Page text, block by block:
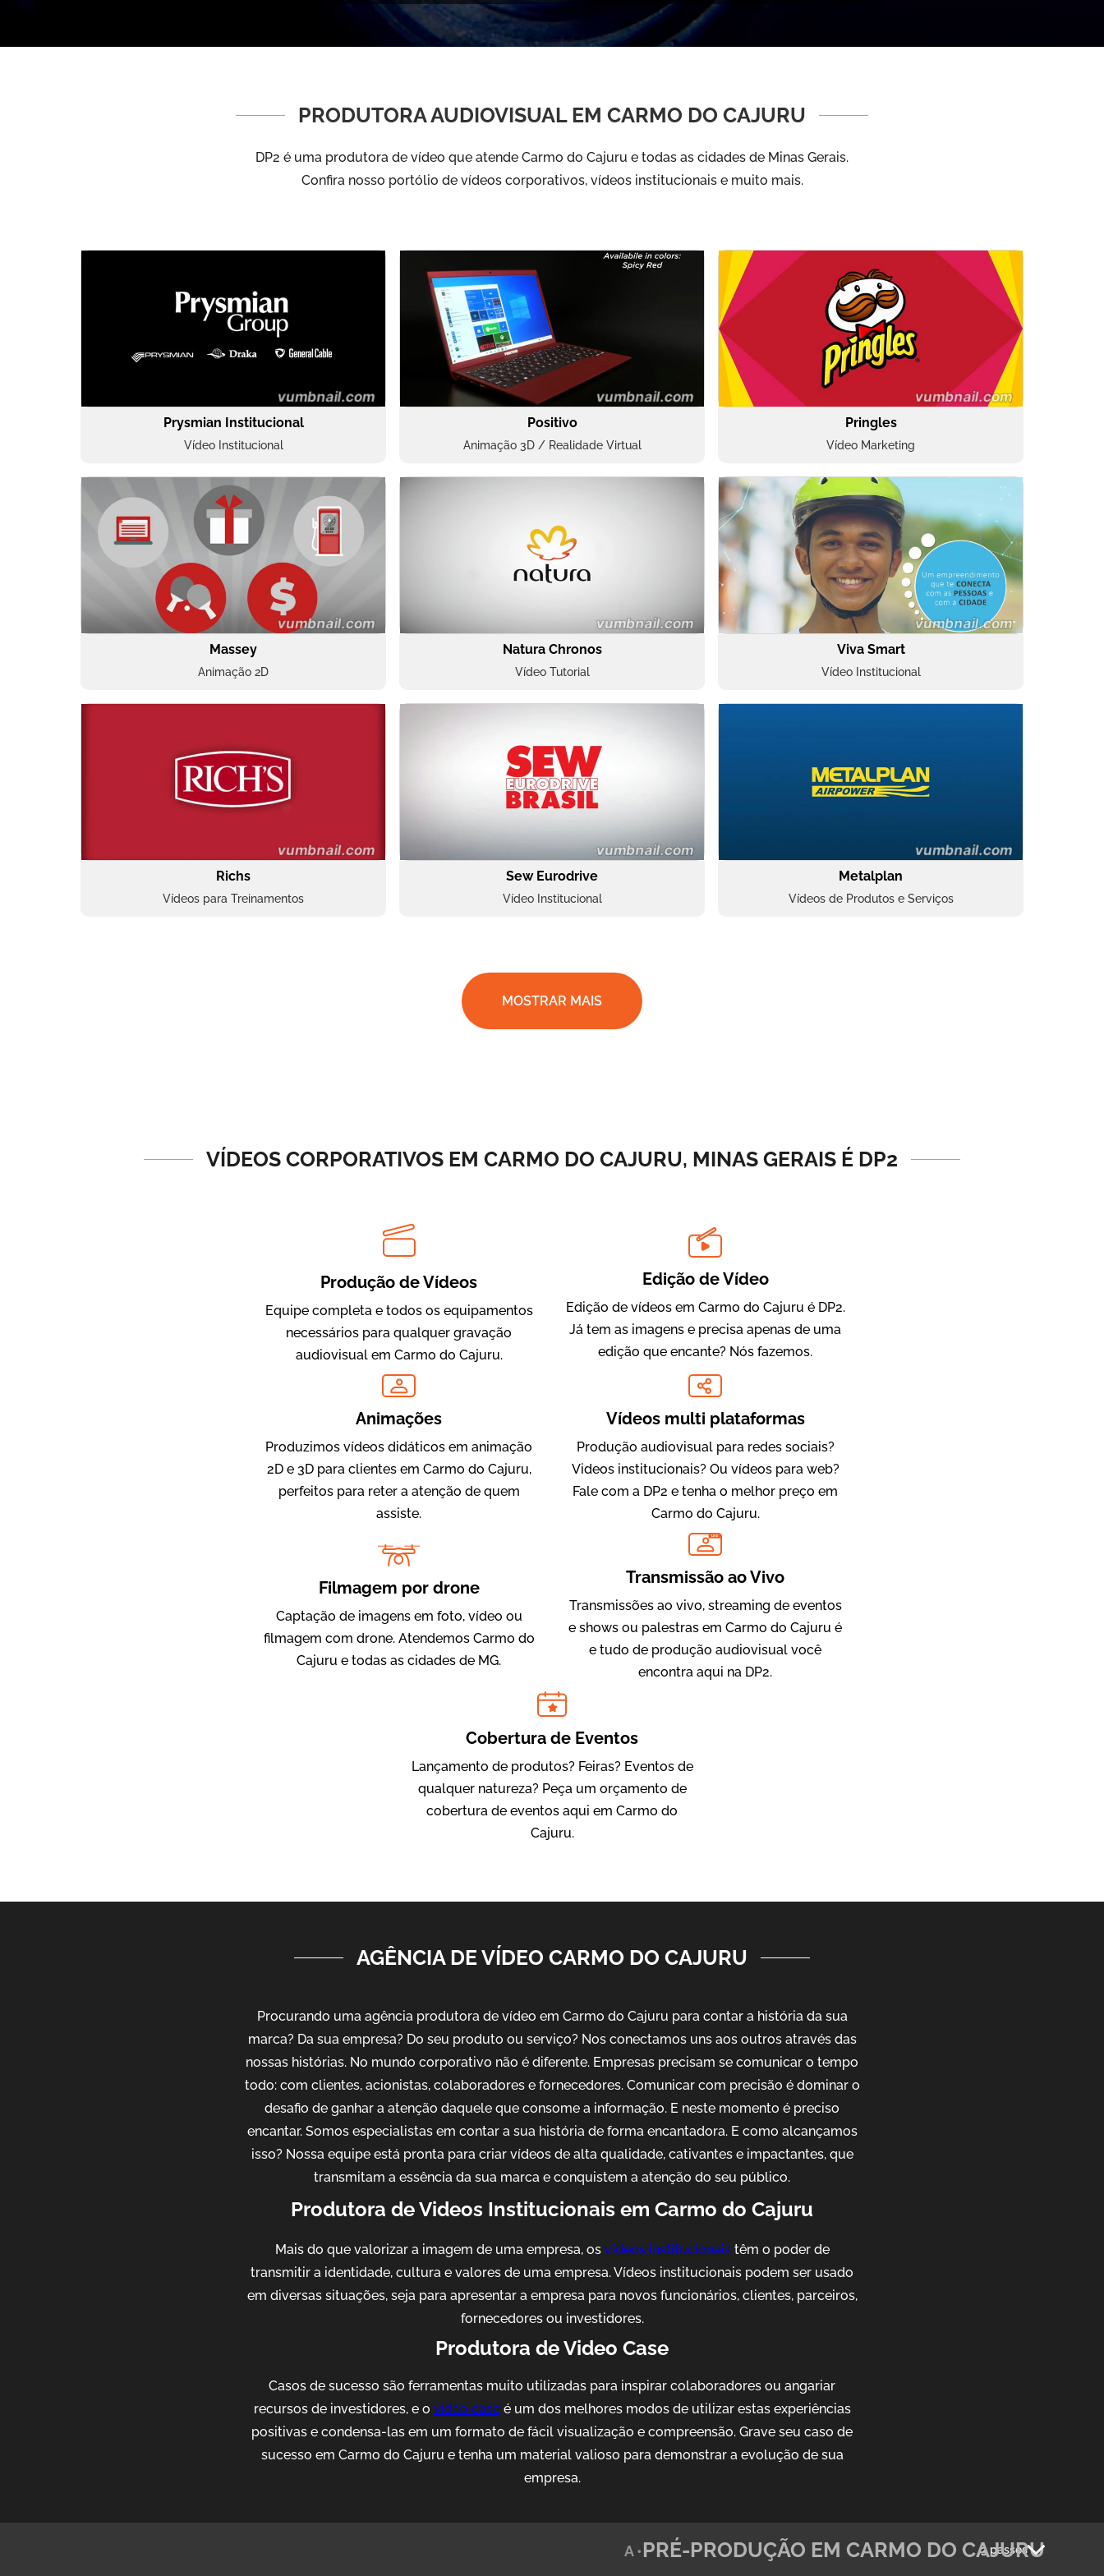
PRODUTORA AUDIOVISUAL EM CARMO DO CAJURU
DP2 é uma produtora de vídeo que atende Carmo do Cajuru e todas as cidades de Minas Gerais.
Confira nosso portólio de vídeos corporativos, vídeos institucionais e muito mais.
Prysmian Institucional
Vídeo Institucional
Positivo
Animação 3D / Realidade Virtual
Pringles
Vídeo Marketing
Massey
Animação 2D
Natura Chronos
Vídeo Tutorial
Viva Smart
Vídeo Institucional
Richs
Vídeos para Treinamentos
Sew Eurodrive
Vídeo Institucional
Metalplan
Vídeos de Produtos e Serviços
Evolucional
Vídeos para Treinamentos
Julândia
Animação 2D
MOSTRAR MAIS
VÍDEOS CORPORATIVOS EM CARMO DO CAJURU, MINAS GERAIS É DP2
Produção de Vídeos
Equipe completa e todos os equipamentos
necessários para qualquer gravação
audiovisual em Carmo do Cajuru.
Edição de Vídeo
Edição de vídeos em Carmo do Cajuru é DP2.
Já tem as imagens e precisa apenas de uma
edição que encante? Nós fazemos.
Animações
Produzimos vídeos didáticos em animação
2D e 3D para clientes em Carmo do Cajuru,
perfeitos para reter a atenção de quem
assiste.
Vídeos multi plataformas
Produção audiovisual para redes sociais?
Videos institucionais? Ou vídeos para web?
Fale com a DP2 e tenha o melhor preço em
Carmo do Cajuru.
Filmagem por drone
Captação de imagens em foto, vídeo ou
filmagem com drone. Atendemos Carmo do
Cajuru e todas as cidades de MG.
LIVE
Transmissão ao Vivo
Transmissões ao vivo, streaming de eventos
e shows ou palestras em Carmo do Cajuru é
e tudo de produção audiovisual você
encontra aqui na DP2.
Cobertura de Eventos
Lançamento de produtos? Feiras? Eventos de
qualquer natureza? Peça um orçamento de
cobertura de eventos aqui em Carmo do
Cajuru.
AGÊNCIA DE VÍDEO CARMO DO CAJURU
Procurando uma agência produtora de vídeo em Carmo do Cajuru para contar a história da sua
marca? Da sua empresa? Do seu produto ou serviço? Nos conectamos uns aos outros através das
nossas histórias. No mundo corporativo não é diferente. Empresas precisam se comunicar o tempo
todo: com clientes, acionistas, colaboradores e fornecedores. Comunicar com precisão é dominar o
desafio de ganhar a atenção daquele que consome a informação. E neste momento é preciso
encantar. Somos especialistas em contar a sua história de forma encantadora. E como alcançamos
isso? Nossa equipe está pronta para criar vídeos de alta qualidade, cativantes e impactantes, que
transmitam a essência da sua marca e conquistem a atenção do seu público.
Produtora de Videos Institucionais em Carmo do Cajuru
Mais do que valorizar a imagem de uma empresa, os vídeos institucionaistêm o poder de
transmitir a identidade, cultura e valores de uma empresa. Vídeos institucionais podem ser usado
em diversas situações, seja para apresentar a empresa para novos funcionários, clientes, parceiros,
fornecedores ou investidores.
Produtora de Video Case
Casos de sucesso são ferramentas muito utilizadas para inspirar colaboradores ou angariar
recursos de investidores, e o video caseé um dos melhores modos de utilizar estas experiências
positivas e condensa-las em um formato de fácil visualização e compreensão. Grave seu caso de
sucesso em Carmo do Cajuru e tenha um material valioso para demonstrar a evolução de sua
empresa.
A •PRÉ-PRODUÇÃO EM CARMO DO CAJURU
3 passos